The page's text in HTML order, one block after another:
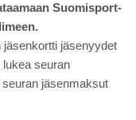
Suomisport-
jäsenyydet
seuran
jäsenmaksut